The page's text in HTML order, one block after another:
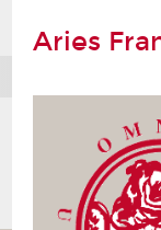
Aries